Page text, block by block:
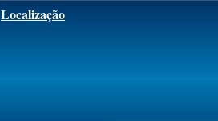
Localização